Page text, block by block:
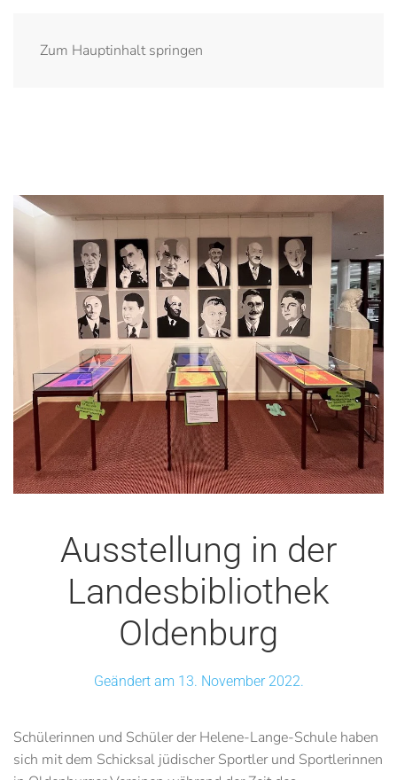
Zum Hauptinhalt springen
Ausstellung in der
Landesbibliothek
Oldenburg
Geändert am 13. November 2022.
Schülerinnen und Schüler der Helene-Lange-Schule haben
sich mit dem Schicksal jüdischer Sportler und Sportlerinnen